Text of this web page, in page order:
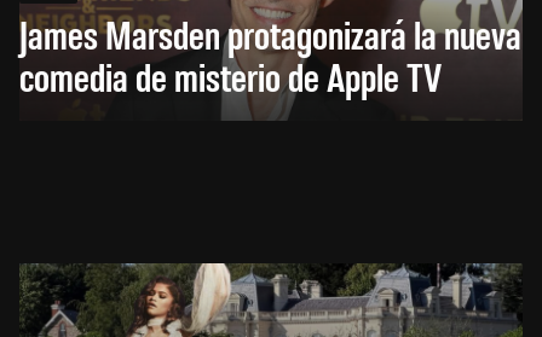
James Marsden protagonizará la nueva
comedia de misterio de Apple TV